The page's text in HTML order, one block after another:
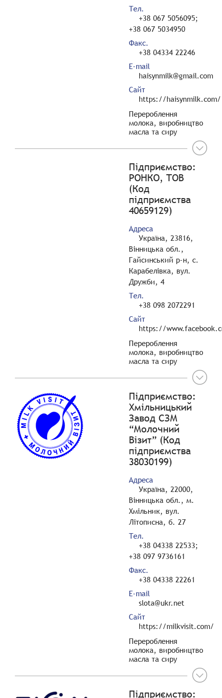
Тел.
+38 067 5056095;
+38 067 5034950
Факс.
+38 04334 22246
E-mail
haisynmilk@gmail.com
Сайт
https://haisynmilk.com/
Перероблення
молока, виробництво
масла та сиру
Підприємство:
РОНКО, ТОВ
(Код
підприємства
40659129)
Адреса
Україна, 23816,
Вінницька обл.,
Гайсинський р-н, с.
Карабелівка, вул.
Дружби, 4
Тел.
+38 098 2072291
Сайт
https://
Перероблення
молока, виробництво
масла та сиру
Підприємство:
Хмільницький
Завод СЗМ
“Молочний
Візит” (Код
підприємства
38030199)
Адреса
Україна, 22000,
Вінницька обл., м.
Хмільник, вул.
Літописна, б. 27
Тел.
+38 04338 22533;
+38 097 9736161
Факс.
+38 04338 22261
E-mail
slota@ukr.net
Сайт
https://milkvisit.com/
Перероблення
молока, виробництво
масла та сиру
Підприємство: